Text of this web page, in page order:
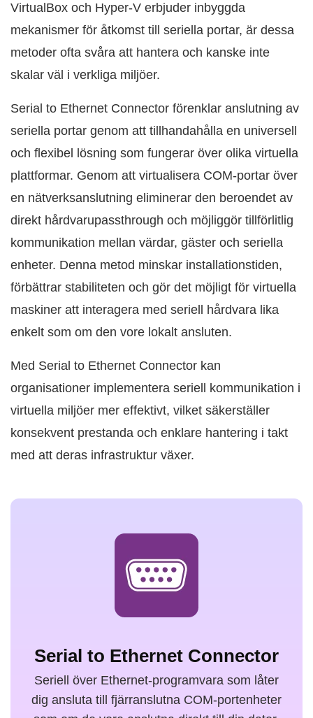
VirtualBox och Hyper-V erbjuder inbyggda
mekanismer för åtkomst till seriella portar, är dessa
metoder ofta svåra att hantera och kanske inte
skalar väl i verkliga miljöer.
Serial to Ethernet Connector förenklar anslutning av
seriella portar genom att tillhandahålla en universell
och flexibel lösning som fungerar över olika virtuella
plattformar. Genom att virtualisera COM-portar över
en nätverksanslutning eliminerar den beroendet av
direkt hårdvarupassthrough och möjliggör tillförlitlig
kommunikation mellan värdar, gäster och seriella
enheter. Denna metod minskar installationstiden,
förbättrar stabiliteten och gör det möjligt för virtuella
maskiner att interagera med seriell hårdvara lika
enkelt som om den vore lokalt ansluten.
Med Serial to Ethernet Connector kan
organisationer implementera seriell kommunikation i
virtuella miljöer mer effektivt, vilket säkerställer
konsekvent prestanda och enklare hantering i takt
med att deras infrastruktur växer.
Serial to Ethernet Connector
Seriell över Ethernet-programvara som låter
dig ansluta till fjärranslutna COM-portenheter